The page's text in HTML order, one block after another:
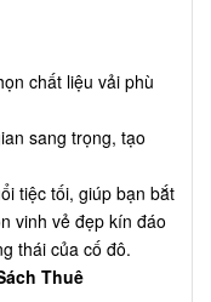
chất liệu vải phù
sang trọng, tạo
tiệc tối, giúp bạn bắt
vinh vẻ đẹp kín đáo
thái của cố đô.
Thuê